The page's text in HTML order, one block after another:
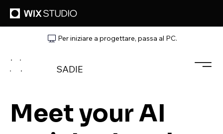
Per iniziare a progettare, passa al PC.